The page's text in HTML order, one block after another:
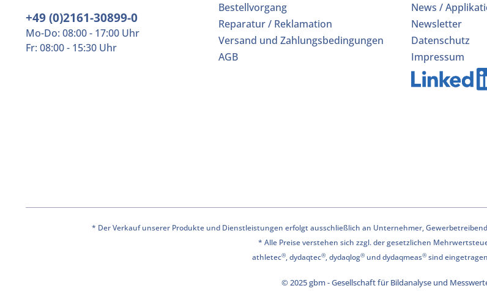
+49 (0)2161-30899-0
Mo-Do: 08:00 - 17:00 Uhr
Fr: 08:00 - 15:30 Uhr
Bestellvorgang
Reparatur / Reklamation
Versand und Zahlungsbedingungen
AGB
News /
Newsletter
Datenschutz
Impressum
* Der Verkauf unserer Produkte und Dienstleistungen erfolgt ausschließlich an Unternehmer,
* Alle Preise verstehen sich zzgl. der gesetzlichen
athletec®, dydaqtec®, dydaqlog®und dydaqmeas®sind
© 2025 gbm - Gesellschaft für Bildanalyse und